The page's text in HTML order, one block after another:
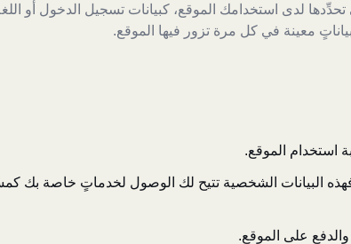
تحدِّدها لدى استخدامك الموقع، كبيانات تسجيل الدخول أو
معينة في كل مرة تزور فيها الموقع.
استخدام الموقع.
البيانات الشخصية تتيح لك الوصول لخدماتٍ خاصة بك
والدفع على الموقع.